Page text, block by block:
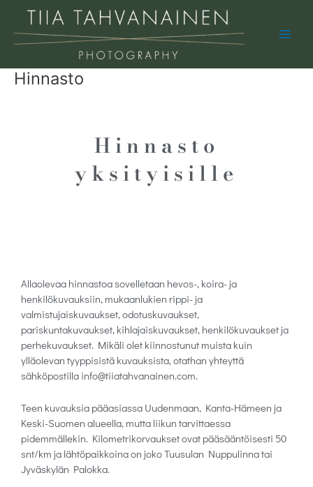
content
Hinnasto
Hinnasto
yksityisille
Allaolevaa hinnastoa sovelletaan hevos-, koira- ja
henkilökuvauksiin, mukaanlukien rippi- ja
valmistujaiskuvaukset, odotuskuvaukset,
pariskuntakuvaukset, kihlajaiskuvaukset, henkilökuvaukset ja
perhekuvaukset. Mikäli olet kiinnostunut muista kuin
ylläolevan tyyppisistä kuvauksista, otathan yhteyttä
sähköpostilla info@tiiatahvanainen.com.
Teen kuvauksia pääasiassa Uudenmaan, Kanta-Hämeen ja
Keski-Suomen alueella, mutta liikun tarvittaessa
pidemmällekin. Kilometrikorvaukset ovat pääsääntöisesti 50
snt/km ja lähtöpaikkoina on joko Tuusulan Nuppulinna tai
Jyväskylän Palokka.